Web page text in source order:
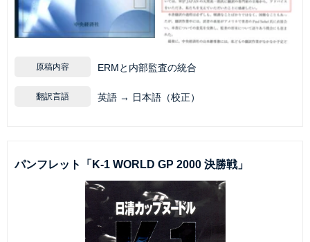
原稿内容 ERMと内部監査の統合
翻訳言語 英語 → 日本語（校正）
パンフレット「K-1 WORLD GP 2000 決勝戦」